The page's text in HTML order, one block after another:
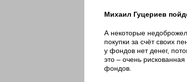
Михаил Гуцериев
А некоторые
покупки за счёт своих
у фондов нет денег,
это – очень
фондов.